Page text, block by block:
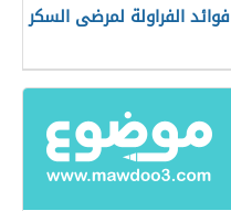
فوائد الفراولة لمرضى السكر